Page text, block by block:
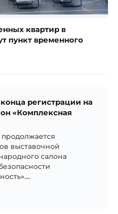
квартир в
пункт временного
регистрации на
«Комплексная
продолжается
выставочной
салона